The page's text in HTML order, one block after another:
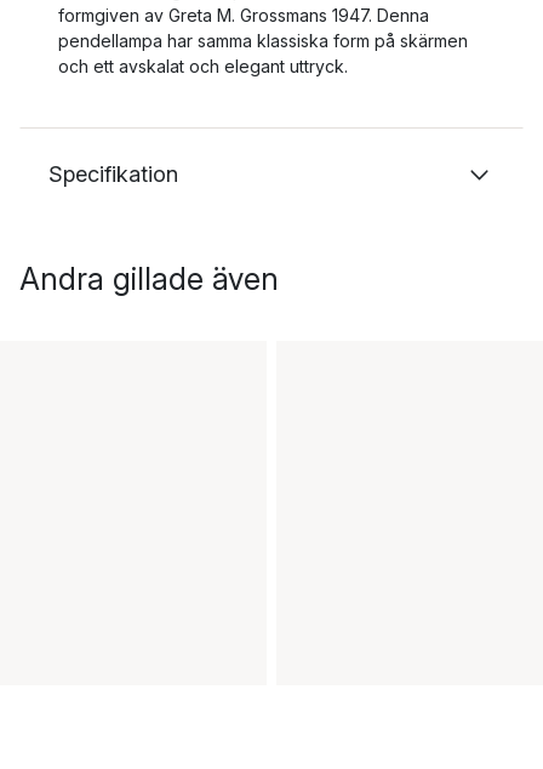
formgiven av Greta M. Grossmans 1947. Denna
pendellampa har samma klassiska form på skärmen
och ett avskalat och elegant uttryck.
Specifikation
Andra gillade även